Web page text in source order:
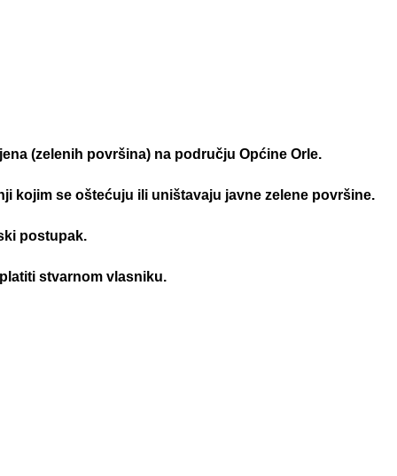
(zelenih površina) na području Općine Orle.
kojim se oštećuju ili uništavaju javne zelene površine.
postupak.
stvarnom vlasniku.